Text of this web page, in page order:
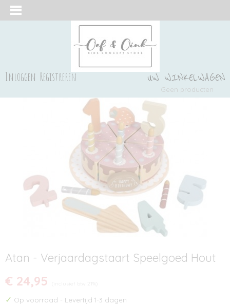
Inloggen Registreren UW WINKELWAGEN
Geen producten
Atan - Verjaardagstaart Speelgoed Hout
€ 24,95 (inclusief btw 21%)
✓ Op voorraad - Levertijd 1-3 dagen